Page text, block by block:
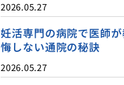
2026.05.27
妊活専門の病院で医師
悔しない通院の秘訣
2026.05.27